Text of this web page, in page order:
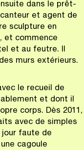
dans le prêt-
et agent de
sculpture en
et commence
et au feutre. Il
murs extérieurs.
le recueil de
et dont il
corps. Dès 2011,
avec de simples
jour faute de
cagoule